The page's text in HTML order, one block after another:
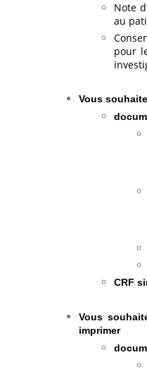
Note
au
pour
Vous
CRF
Vous
imprimer